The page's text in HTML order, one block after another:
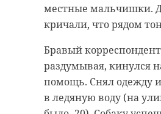
местные мальчишки.
кричали, что рядом
Бравый
раздумывая, кинулся
помощь. Снял одежду
в ледяную воду (на